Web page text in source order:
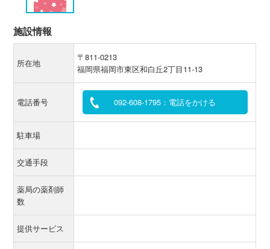
施設情報
所在地
〒811-0213
福岡県福岡市東区和白丘2丁目11-13
電話番号 092-608-1795：電話をかける
駐車場
交通手段
薬局の薬剤師
数
提供サービス